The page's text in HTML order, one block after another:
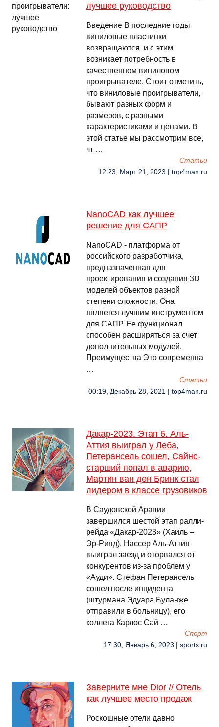
лучшее руководство
Введение В последние годы
виниловые пластинки
возвращаются, и с этим
возникает потребность в
качественном виниловом
проигрывателе. Стоит отметить,
что виниловые проигрыватели,
бывают разных форм и
размеров, с разными
характеристиками и ценами. В
этой статье мы рассмотрим все,
чт …
Cтатьи
12:23, Март 21, 2023 | top4man.ru
NanoCAD как лучшее
решение для САПР
NanoCAD - платформа от
российского разработчика,
предназначенная для
проектирования и создания 3D
моделей объектов разной
степени сложности. Она
является лучшим инструментом
для САПР. Ее функционал
способен расширяться за счет
дополнительных модулей.
Преимущества Это современна
…
Cтатьи
00:19, Декабрь 28, 2021 | top4man.ru
Дакар-2023. Этап 6. Аль-
Аттия выиграл у Леба,
Петерансель сошел, Сайнс-
старший попал в аварию,
Мартин ван ден Бринк стал
лидером в классе грузовиков
В Саудовской Аравии
завершился шестой этап ралли-
рейда «Дакар-2023» (Хаиль –
Эр-Рияд). Нассер Аль-Аттия
выиграл заезд и оторвался от
конкурентов из-за проблем у
«Ауди». Стефан Петерансель
сошел после инцидента
(штурмана Эдуара Буланже
отправили в больницу), его
коллега Карлос Сай …
Спорт
17:30, Январь 6, 2023 | sports.ru
Заверните мне Dior // Отель
как лучшее место продаж
Роскошные отели давно